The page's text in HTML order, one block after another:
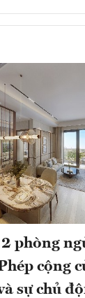
phòng
cộng
sự chủ